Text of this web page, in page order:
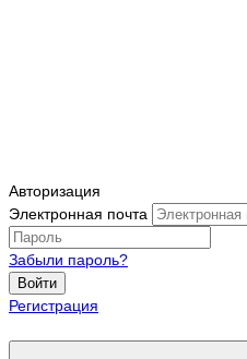
Авторизация
Электронная почта
Забыли пароль?
Войти
Регистрация